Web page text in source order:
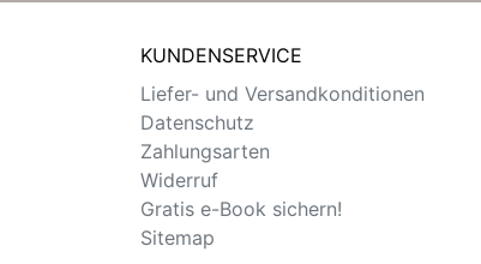
KUNDENSERVICE
Liefer- und Versandkonditionen
Datenschutz
Zahlungsarten
Widerruf
Gratis e-Book sichern!
Sitemap